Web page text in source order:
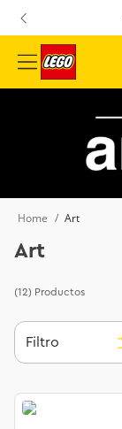
Art
Art
(12) Productos
Filtro